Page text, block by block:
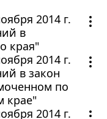
2014 г.
в
края"
2014 г.
в закон
по
крае"
2014 г.